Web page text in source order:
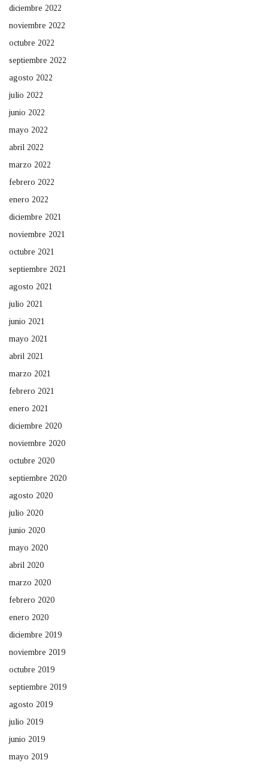
diciembre 2022
noviembre 2022
octubre 2022
septiembre 2022
agosto 2022
julio 2022
junio 2022
mayo 2022
abril 2022
marzo 2022
febrero 2022
enero 2022
diciembre 2021
noviembre 2021
octubre 2021
septiembre 2021
agosto 2021
julio 2021
junio 2021
mayo 2021
abril 2021
marzo 2021
febrero 2021
enero 2021
diciembre 2020
noviembre 2020
octubre 2020
septiembre 2020
agosto 2020
julio 2020
junio 2020
mayo 2020
abril 2020
marzo 2020
febrero 2020
enero 2020
diciembre 2019
noviembre 2019
octubre 2019
septiembre 2019
agosto 2019
julio 2019
junio 2019
mayo 2019